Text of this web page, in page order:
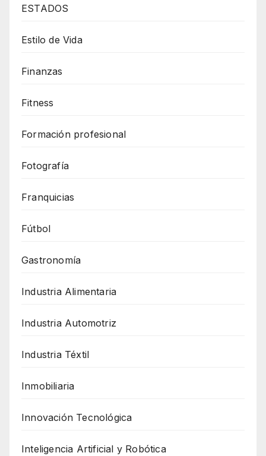
ESTADOS
Estilo de Vida
Finanzas
Fitness
Formación profesional
Fotografía
Franquicias
Fútbol
Gastronomía
Industria Alimentaria
Industria Automotriz
Industria Téxtil
Inmobiliaria
Innovación Tecnológica
Inteligencia Artificial y Robótica